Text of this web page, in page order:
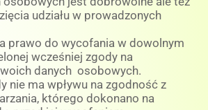
udziału w prowadzonych
prawo do wycofania w dowolnym
wcześniej zgody na
danych osobowych.
nie ma wpływu na zgodność z
którego dokonano na